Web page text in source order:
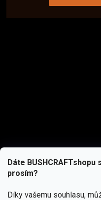
Dáte BUSHCRAFTshopu
prosím?
Díky vašemu souhlasu,